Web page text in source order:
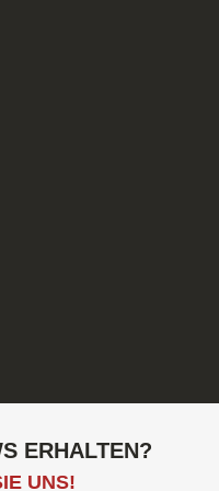
ERHALTEN?
UNS!